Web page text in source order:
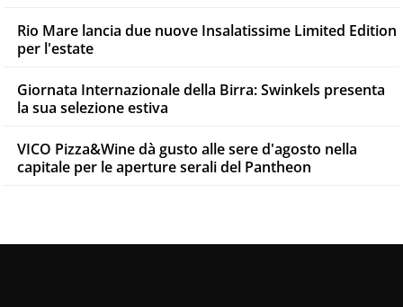
Rio Mare lancia due nuove Insalatissime Limited Edition
per l'estate
Giornata Internazionale della Birra: Swinkels presenta
la sua selezione estiva
VICO Pizza&Wine dà gusto alle sere d'agosto nella
capitale per le aperture serali del Pantheon